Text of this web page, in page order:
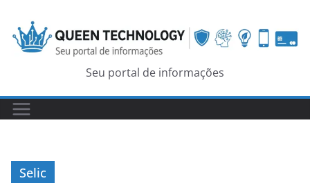
content
Seu portal de informações
Selic